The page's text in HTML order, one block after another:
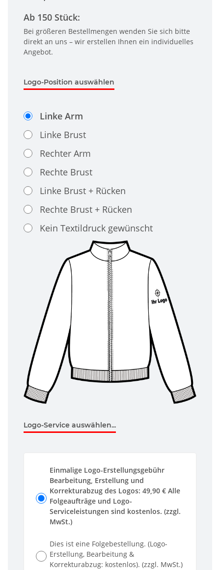
Ab 150 Stück:
Bei größeren Bestellmengen wenden Sie sich bitte
direkt an uns – wir erstellen Ihnen ein individuelles
Angebot.
Logo-Position auswählen
Linke Arm
Linke Brust
Rechter Arm
Rechte Brust
Linke Brust + Rücken
Rechte Brust + Rücken
Kein Textildruck gewünscht
Logo-Service auswählen...
Einmalige Logo-Erstellungsgebühr
Bearbeitung, Erstellung und
Korrekturabzug des Logos: 49,90 € Alle
Folgeaufträge und Logo-
Serviceleistungen sind kostenlos. (zzgl.
MwSt.)
Dies ist eine Folgebestellung. (Logo-
Erstellung, Bearbeitung &
Korrekturabzug: kostenlos). (zzgl. MwSt.)